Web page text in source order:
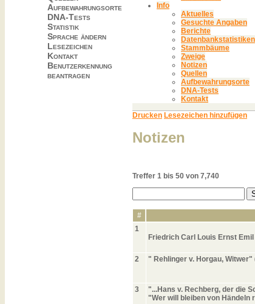
Aufbewahrungsorte
DNA-Tests
Statistik
Sprache ändern
Lesezeichen
Kontakt
Benutzerkennung
beantragen
Info
Aktuelles
Gesuchte Angaben
Berichte
Datenbankstatistiken
Stammbäume
Zweige
Notizen
Quellen
Aufbewahrungsorte
DNA-Tests
Kontakt
Drucken Lesezeichen hinzufügen
Notizen
Treffer 1 bis 50 von 7,740
#
1
Friedrich Carl Louis Ernst
2 " Rehlinger v. Horgau, Witwer"
3
"...Hans v. Rechberg, der die
"Wer will bleiben von Händeln